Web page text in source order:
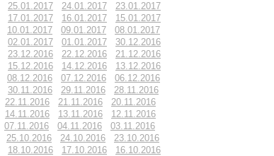
25.01.2017 24.01.2017
23.01.2017
17.01.2017 16.01.2017
15.01.2017
10.01.2017 09.01.2017
08.01.2017
02.01.2017 01.01.2017
30.12.2016
23.12.2016 22.12.2016
21.12.2016
15.12.2016 14.12.2016
13.12.2016
08.12.2016 07.12.2016
06.12.2016
30.11.2016 29.11.2016
28.11.2016
22.11.2016 21.11.2016
20.11.2016
14.11.2016 13.11.2016
12.11.2016
07.11.2016 04.11.2016
03.11.2016
25.10.2016 24.10.2016
23.10.2016
18.10.2016 17.10.2016
16.10.2016